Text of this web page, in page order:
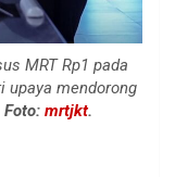
MRT Rp1 pada
upaya mendorong
Foto: mrtjkt.